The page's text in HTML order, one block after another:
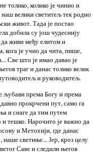
толико, колико је чинио и
велики светитељ тек родио
живот. Тада је постао
добила су још чудеснију
живи међу елитом и
кога је учио да чита, пише,
Све што је имао давао је
траг и данас толико велик
и руководитељ.
љубави према Богу и према
прокрчени пут, само га
и снаге да тим путем
и тешко. Нарочито је важно да
и Метохији, где данас
светиње... Јер, кроз целу
Саве и следили његов